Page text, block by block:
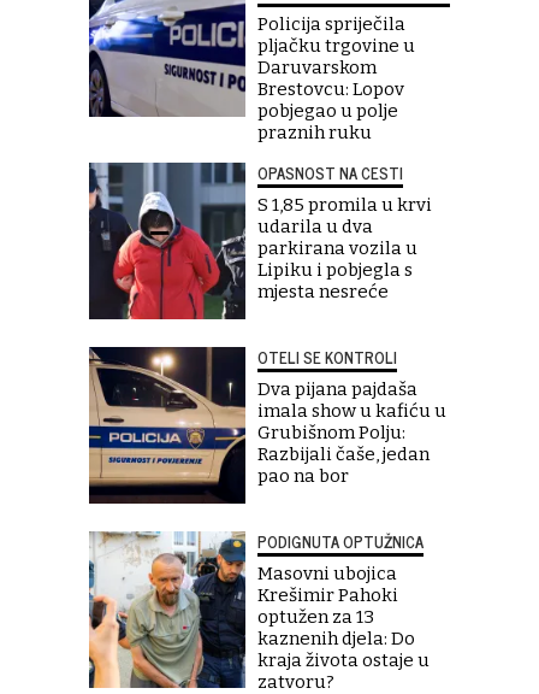
Policija spriječila
pljačku trgovine u
Daruvarskom
Brestovcu: Lopov
pobjegao u polje
praznih ruku
OPASNOST NA CESTI
S 1,85 promila u krvi
udarila u dva
parkirana vozila u
Lipiku i pobjegla s
mjesta nesreće
OTELI SE KONTROLI
Dva pijana pajdaša
imala show u kafiću u
Grubišnom Polju:
Razbijali čaše, jedan
pao na bor
PODIGNUTA OPTUŽNICA
Masovni ubojica
Krešimir Pahoki
optužen za 13
kaznenih djela: Do
kraja života ostaje u
zatvoru?